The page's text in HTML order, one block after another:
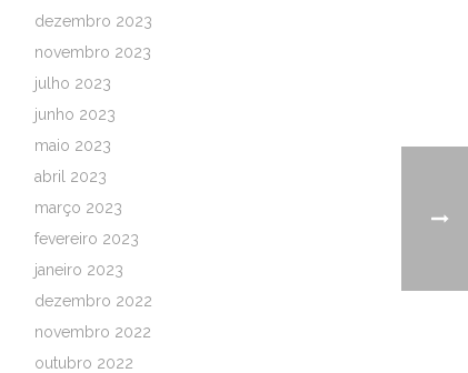
dezembro 2023
novembro 2023
julho 2023
junho 2023
maio 2023
abril 2023
março 2023
fevereiro 2023
janeiro 2023
dezembro 2022
novembro 2022
outubro 2022